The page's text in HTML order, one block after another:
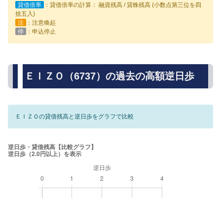
貸借倍率
：貸借倍率の計算： 融資残高 / 貸株残高 (小数点第三位を四
捨五入)
注
：注意喚起
停
：申込停止
ＥＩＺＯ（6737）の過去の高額逆日歩
ＥＩＺＯの貸借残高と逆日歩をグラフで比較